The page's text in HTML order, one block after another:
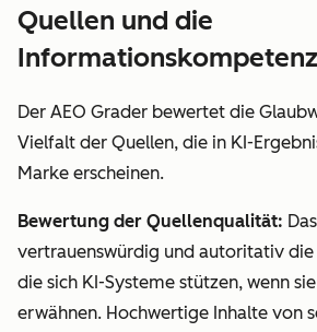
Quellen und die
Informationskompetenz
Der AEO Grader bewertet die
Vielfalt der Quellen, die in KI-
Marke erscheinen.
Bewertung der Quellenqualität:
vertrauenswürdig und autoritativ die
die sich KI-Systeme stützen, wenn
erwähnen. Hochwertige Inhalte von